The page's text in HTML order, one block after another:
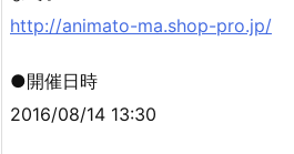
http://animato-ma.shop-pro.jp/
●開催日時
2016/08/14 13:30